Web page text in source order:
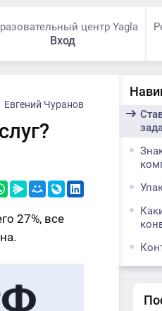
центр Yagla
Вход
Евгений Чуранов
27%, все